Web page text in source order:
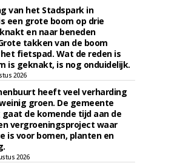
van het Stadspark in
een grote boom op drie
en naar beneden
takken van de boom
fietspad. Wat de reden is
is geknakt, is nog onduidelijk.
2026
heeft veel verharding
groen. De gemeente
de komende tijd aan de
vergroeningsproject waar
is voor bomen, planten en
2026